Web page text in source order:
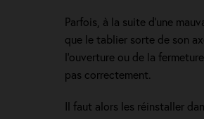
Parfois, à la suite d’une
que le tablier sorte de son
l’ouverture ou de la
pas correctement.
Il faut alors les réinstaller